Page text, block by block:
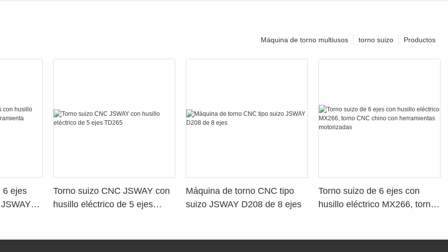
Productos
torno suizo
Máquina de torno multiusos
6 ejes
Torno suizo CNC JSWAY con
husillo eléctrico de 5 ejes
Máquina de torno CNC tipo
suizo JSWAY D208 de 8 ejes
Torno suizo de 6 ejes con
husillo eléctrico MX266, torno